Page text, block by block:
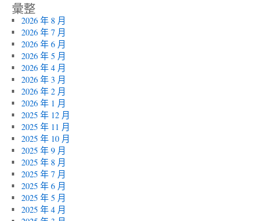
彙整
2026 年 8 月
2026 年 7 月
2026 年 6 月
2026 年 5 月
2026 年 4 月
2026 年 3 月
2026 年 2 月
2026 年 1 月
2025 年 12 月
2025 年 11 月
2025 年 10 月
2025 年 9 月
2025 年 8 月
2025 年 7 月
2025 年 6 月
2025 年 5 月
2025 年 4 月